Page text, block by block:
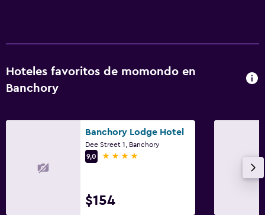
Hoteles favoritos de momondo en
Banchory
Banchory Lodge Hotel
Dee Street 1, Banchory
9,0
4 estrellas
$154